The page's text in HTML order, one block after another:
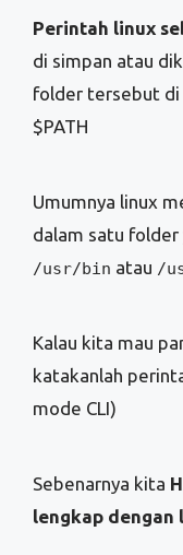
Perintah linux
di simpan atau
folder tersebut di
$PATH
Umumnya linux
dalam satu
/usr/bin atau /
Kalau kita mau
katakanlah
mode CLI)
Sebenarnya kita
lengkap dengan